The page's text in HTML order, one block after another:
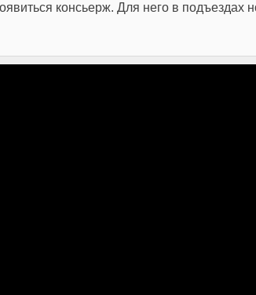
консьерж. Для него в подъездах